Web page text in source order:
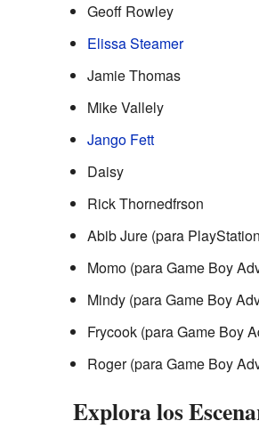
Geoff Rowley
Elissa Steamer
Jamie Thomas
Mike Vallely
Jango Fett
Daisy
Rick Thornedfrson
Abib Jure (para
Momo (para Game Boy
Mindy (para Game Boy
Frycook (para Game Boy
Roger (para Game Boy
Explora los